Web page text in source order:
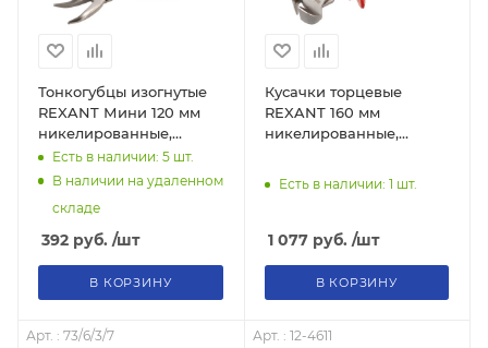
Тонкогубцы изогнутые
REXANT Мини 120 мм
никелированные,
авторазжим, обливные
рукоятки
Есть в наличии: 5 шт.
В наличии на удаленном
складе
392 руб. /шт
В КОРЗИНУ
Кусачки торцевые
REXANT 160 мм
никелированные,
Есть в наличии: 1 шт.
1 077руб. /шт
В КОРЗИНУ
Арт. : 73/6/3/7 Арт. : 12-4611